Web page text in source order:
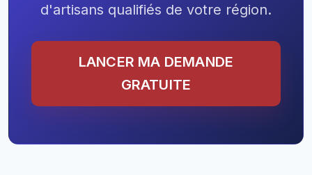
d'artisans qualifiés de votre région.
LANCER MA DEMANDE
GRATUITE